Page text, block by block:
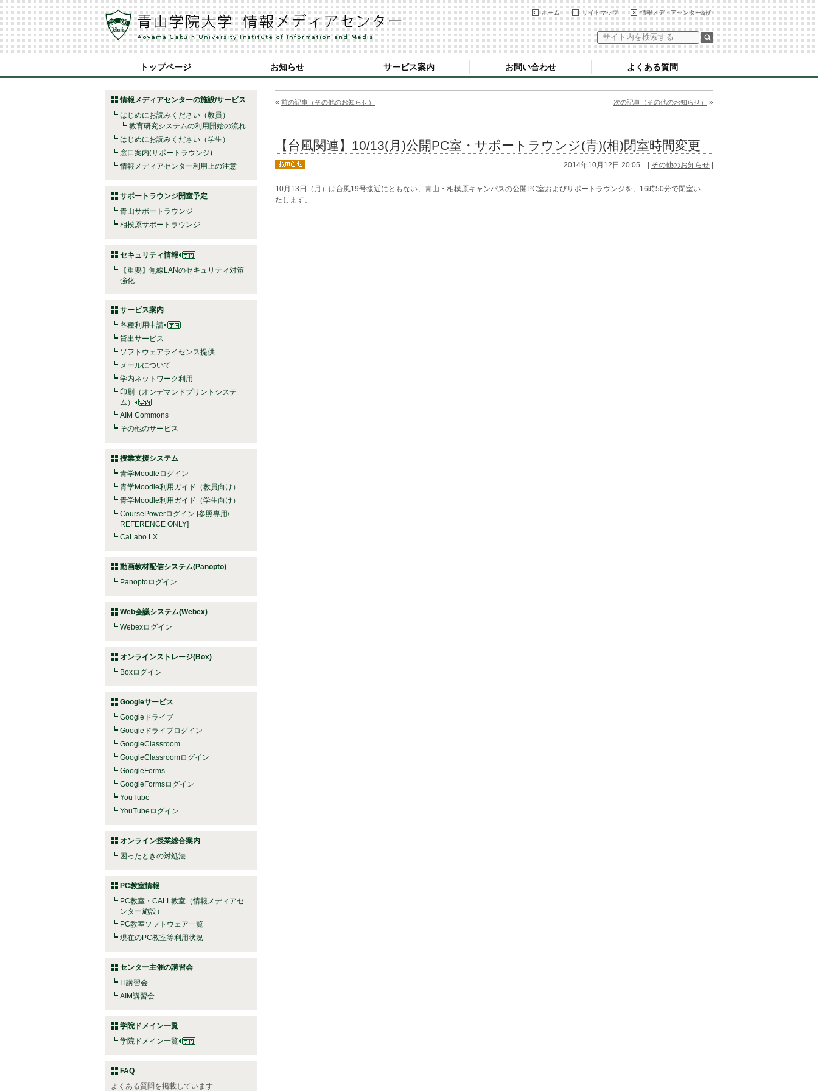
情報メディアセンター紹介
サイトマップ
ホーム
トップページ お知らせ サービス案内 お問い合わせ よくある質問
情報メディアセンターの施設/サービス
はじめにお読みください（教員）
教育研究システムの利用開始の流れ
はじめにお読みください（学生）
窓口案内(サポートラウンジ)
情報メディアセンター利用上の注意
サポートラウンジ開室予定
青山サポートラウンジ
相模原サポートラウンジ
セキュリティ情報
【重要】無線LANのセキュリティ対策
強化
サービス案内
各種利用申請
貸出サービス
ソフトウェアライセンス提供
メールについて
学内ネットワーク利用
印刷（オンデマンドプリントシステ
ム）
AIM Commons
その他のサービス
授業支援システム
青学Moodleログイン
青学Moodle利用ガイド（教員向け）
青学Moodle利用ガイド（学生向け）
CoursePowerログイン [参照専用/
REFERENCE ONLY]
CaLabo LX
動画教材配信システム(Panopto)
Panoptoログイン
Web会議システム(Webex)
Webexログイン
オンラインストレージ(Box)
Boxログイン
Googleサービス
Googleドライブ
Googleドライブログイン
GoogleClassroom
GoogleClassroomログイン
GoogleForms
GoogleFormsログイン
YouTube
YouTubeログイン
オンライン授業総合案内
困ったときの対処法
PC教室情報
PC教室・CALL教室（情報メディアセ
ンター施設）
PC教室ソフトウェア一覧
現在のPC教室等利用状況
センター主催の講習会
IT講習会
AIM講習会
学院ドメイン一覧
学院ドメイン一覧
FAQ
よくある質問を掲載しています
« 前の記事（その他のお知らせ） 次の記事（その他のお知らせ） »
【台風関連】10/13(月)公開PC室・サポートラウンジ(青)(相)閉室時間変更
2014年10月12日 20:05 | その他のお知らせ
10月13日（月）は台風19号接近にともない、青山・相模原キャンパスの公開PC室およびサポートラウンジを、16時50分で閉室い
たします。